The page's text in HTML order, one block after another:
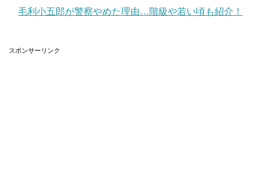
毛利小五郎が警察やめた理由…階級や若い頃も紹介！
スポンサーリンク